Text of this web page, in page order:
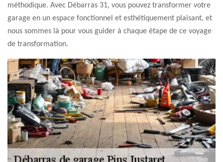
méthodique. Avec Débarras 31, vous pouvez transformer votre
garage en un espace fonctionnel et esthétiquement plaisant, et
nous sommes là pour vous guider à chaque étape de ce voyage
de transformation.